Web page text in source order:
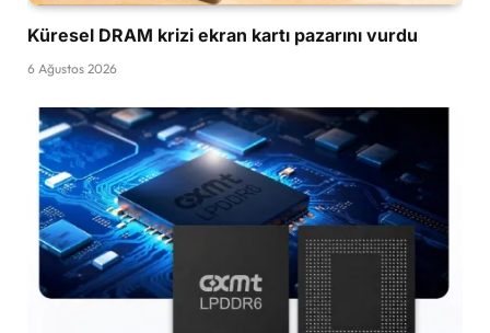
Küresel DRAM krizi ekran kartı pazarını vurdu
6 Ağustos 2026